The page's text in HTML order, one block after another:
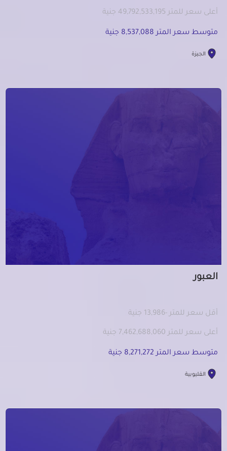
أعلى سعر للمتر 49,792,533,195 جنية
متوسط سعر المتر 8,537,088 جنية
الجيزة
العبور
أقل سعر للمتر -13,986 جنية
أعلى سعر للمتر 7,462,688,060 جنية
متوسط سعر المتر 8,271,272 جنية
القليوبية